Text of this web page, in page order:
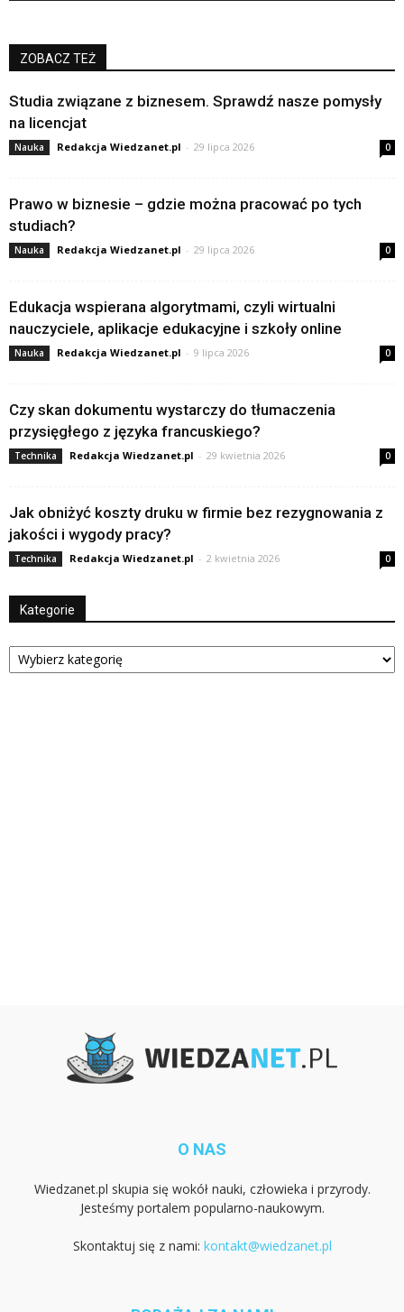
ZOBACZ TEŻ
Studia związane z biznesem. Sprawdź nasze pomysły
na licencjat
Nauka Redakcja Wiedzanet.pl - 29 lipca 2026 0
Prawo w biznesie – gdzie można pracować po tych
studiach?
Nauka Redakcja Wiedzanet.pl - 29 lipca 2026 0
Edukacja wspierana algorytmami, czyli wirtualni
nauczyciele, aplikacje edukacyjne i szkoły online
Nauka Redakcja Wiedzanet.pl - 9 lipca 2026 0
Czy skan dokumentu wystarczy do tłumaczenia
przysięgłego z języka francuskiego?
Technika Redakcja Wiedzanet.pl - 29 kwietnia 2026 0
Jak obniżyć koszty druku w firmie bez rezygnowania z
jakości i wygody pracy?
Technika Redakcja Wiedzanet.pl - 2 kwietnia 2026 0
Kategorie
Kategorie
O NAS
Wiedzanet.pl skupia się wokół nauki, człowieka i przyrody.
Jesteśmy portalem popularno-naukowym.
Skontaktuj się z nami: kontakt@wiedzanet.pl